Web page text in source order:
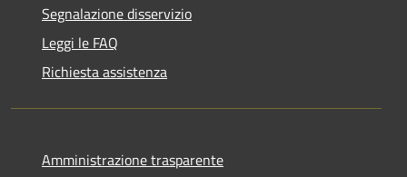
Segnalazione disservizio
Leggi le FAQ
Richiesta assistenza
Amministrazione trasparente